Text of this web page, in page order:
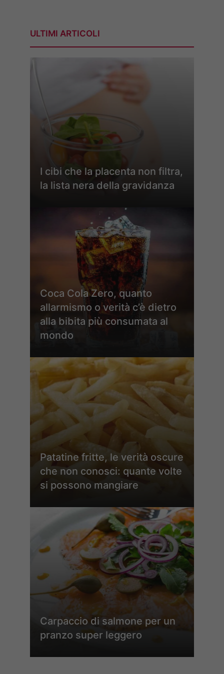
ULTIMI ARTICOLI
I cibi che la placenta non filtra,
la lista nera della gravidanza
Coca Cola Zero, quanto
allarmismo o verità c’è dietro
alla bibita più consumata al
mondo
Patatine fritte, le verità oscure
che non conosci: quante volte
si possono mangiare
Carpaccio di salmone per un
pranzo super leggero